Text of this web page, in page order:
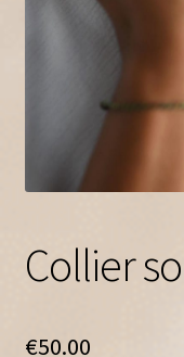
Collier
€50.00